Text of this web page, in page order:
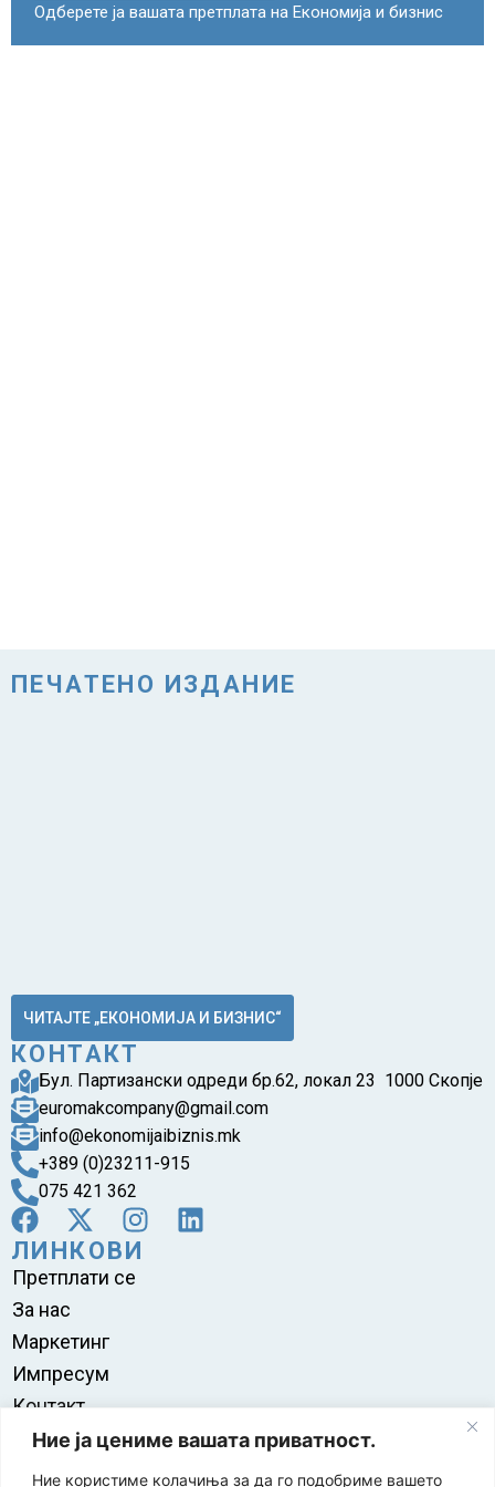
Ние ја цениме вашата приватност.
Ние користиме колачиња за да го подобриме вашето
Одберете ја вашата претплата на Економија и бизнис
ПЕЧАТЕНО ИЗДАНИЕ
ЧИТАЈТЕ „ЕКОНОМИЈА И БИЗНИС“
КОНТАКТ
Бул. Партизански одреди бр.62, локал 23 1000 Скопје
euromakcompany@gmail.com
info@ekonomijaibiznis.mk
+389 (0)23211-915
075 421 362
ЛИНКОВИ
Претплати се
За нас
Маркетинг
Импресум
Контакт
Правила на користење